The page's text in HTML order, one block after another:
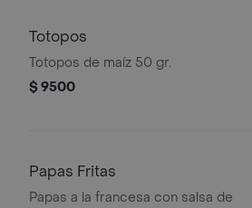
Totopos
Totopos de maíz 50 gr.
$ 9500
Papas Fritas
Papas a la francesa con salsa de